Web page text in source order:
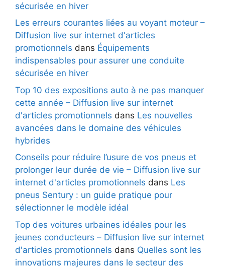
sécurisée en hiver
Les erreurs courantes liées au voyant moteur –
Diffusion live sur internet d'articles
promotionnels dans Équipements
indispensables pour assurer une conduite
sécurisée en hiver
Top 10 des expositions auto à ne pas manquer
cette année – Diffusion live sur internet
d'articles promotionnels dans Les nouvelles
avancées dans le domaine des véhicules
hybrides
Conseils pour réduire l’usure de vos pneus et
prolonger leur durée de vie – Diffusion live sur
internet d'articles promotionnels dans Les
pneus Sentury : un guide pratique pour
sélectionner le modèle idéal
Top des voitures urbaines idéales pour les
jeunes conducteurs – Diffusion live sur internet
d'articles promotionnels dans Quelles sont les
innovations majeures dans le secteur des